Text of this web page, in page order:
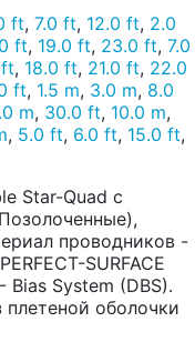
ft, 7.0 ft, 12.0 ft, 2.0
ft, 19.0 ft, 23.0 ft, 7.0
ft, 18.0 ft, 21.0 ft, 22.0
ft, 1.5 m, 3.0 m, 8.0
m, 30.0 ft, 10.0 m,
, 5.0 ft, 6.0 ft, 15.0 ft,
Star-Quad с
проводников -
SURFACE
Bias System (DBS).
оболочки